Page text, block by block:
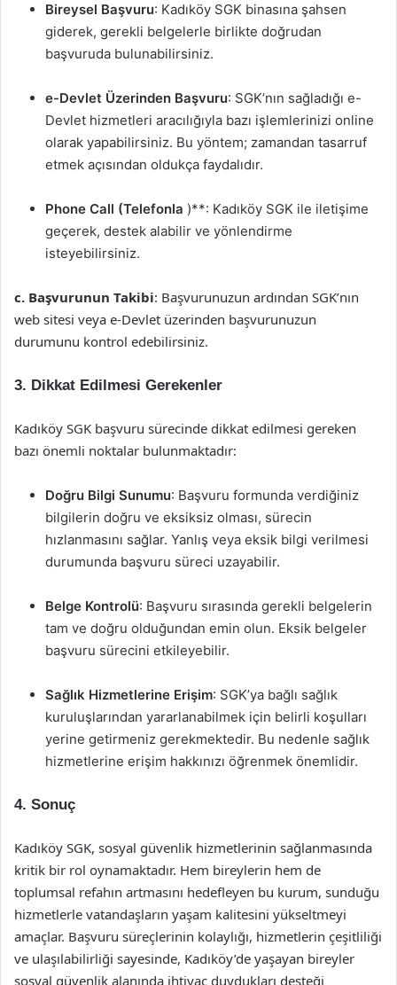
Bireysel Başvuru: Kadıköy SGK binasına şahsen
giderek, gerekli belgelerle birlikte doğrudan
başvuruda bulunabilirsiniz.
e-Devlet Üzerinden Başvuru: SGK’nın sağladığı e-
Devlet hizmetleri aracılığıyla bazı işlemlerinizi online
olarak yapabilirsiniz. Bu yöntem; zamandan tasarruf
etmek açısından oldukça faydalıdır.
Phone Call (Telefonla )**: Kadıköy SGK ile iletişime
geçerek, destek alabilir ve yönlendirme
isteyebilirsiniz.
c. Başvurunun Takibi: Başvurunuzun ardından SGK’nın
web sitesi veya e-Devlet üzerinden başvurunuzun
durumunu kontrol edebilirsiniz.
3. Dikkat Edilmesi Gerekenler
Kadıköy SGK başvuru sürecinde dikkat edilmesi gereken
bazı önemli noktalar bulunmaktadır:
Doğru Bilgi Sunumu: Başvuru formunda verdiğiniz
bilgilerin doğru ve eksiksiz olması, sürecin
hızlanmasını sağlar. Yanlış veya eksik bilgi verilmesi
durumunda başvuru süreci uzayabilir.
Belge Kontrolü: Başvuru sırasında gerekli belgelerin
tam ve doğru olduğundan emin olun. Eksik belgeler
başvuru sürecini etkileyebilir.
Sağlık Hizmetlerine Erişim: SGK’ya bağlı sağlık
kuruluşlarından yararlanabilmek için belirli koşulları
yerine getirmeniz gerekmektedir. Bu nedenle sağlık
hizmetlerine erişim hakkınızı öğrenmek önemlidir.
4. Sonuç
Kadıköy SGK, sosyal güvenlik hizmetlerinin sağlanmasında
kritik bir rol oynamaktadır. Hem bireylerin hem de
toplumsal refahın artmasını hedefleyen bu kurum, sunduğu
hizmetlerle vatandaşların yaşam kalitesini yükseltmeyi
amaçlar. Başvuru süreçlerinin kolaylığı, hizmetlerin çeşitliliği
ve ulaşılabilirliği sayesinde, Kadıköy’de yaşayan bireyler
sosyal güvenlik alanında ihtiyaç duydukları desteği